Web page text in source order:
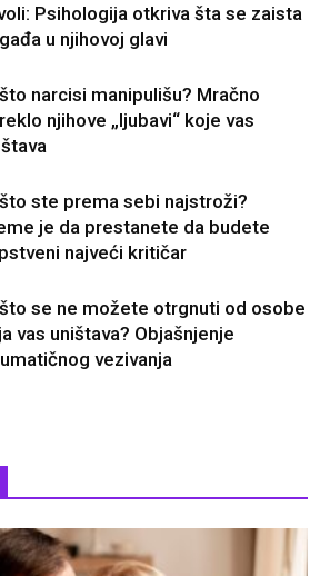
Psihologija otkriva šta se zaista
u njihovoj glavi
narcisi manipulišu? Mračno
njihove „ljubavi“ koje vas
ste prema sebi najstroži?
je da prestanete da budete
najveći kritičar
se ne možete otrgnuti od osobe
vas uništava? Objašnjenje
vezivanja